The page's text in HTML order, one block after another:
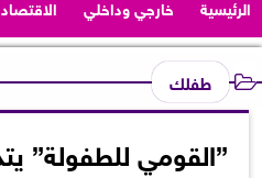
الرئيسية خارجي وداخلي الاقتصاد
طفلك